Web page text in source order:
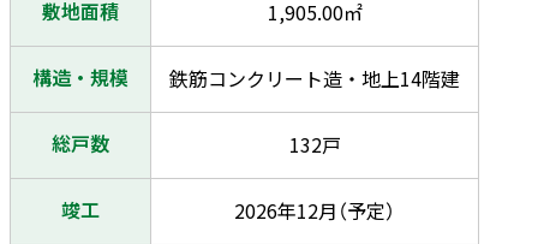
敷地面積 1,905.00㎡
構造・規模 鉄筋コンクリート造・地上14階建
総戸数 132戸
竣工 2026年12月（予定）